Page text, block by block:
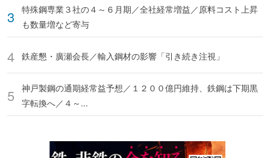
特殊鋼専業３社の４～６月期／全社経常増益／原料コスト上昇
も数量増など寄与
鉄産懇・廣瀬会長／輸入鋼材の影響「引き続き注視」
神戸製鋼の通期経常益予想／１２００億円維持、鉄鋼は下期黒
字転換へ／４～...